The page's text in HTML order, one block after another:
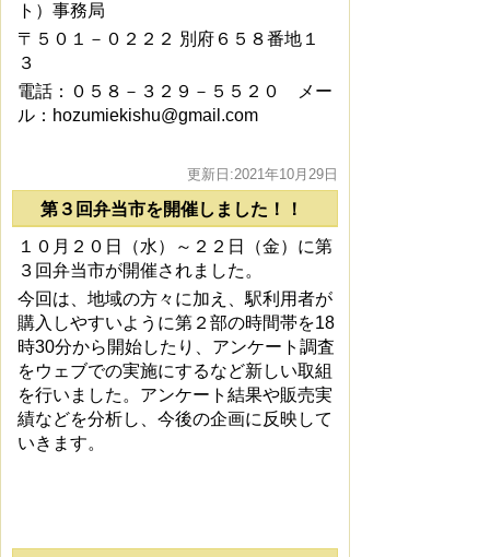
ト）事務局
〒５０１－０２２２ 別府６５８番地１
３
電話： ０５８－３２９－５５２０ メー
ル：hozumiekishu@gmail.com
更新日:2021年10月29日
第３回弁当市を開催しました！！
１０月２０日（水）～２２日（金）に第
３回弁当市が開催されました。
今回は、地域の方々に加え、駅利用者が
購入しやすいように第２部の時間帯を18
時30分から開始したり、アンケート調査
をウェブでの実施にするなど新しい取組
を行いました。アンケート結果や販売実
績などを分析し、今後の企画に反映して
いきます。